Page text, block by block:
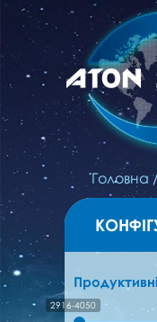
Головна
2916-4050